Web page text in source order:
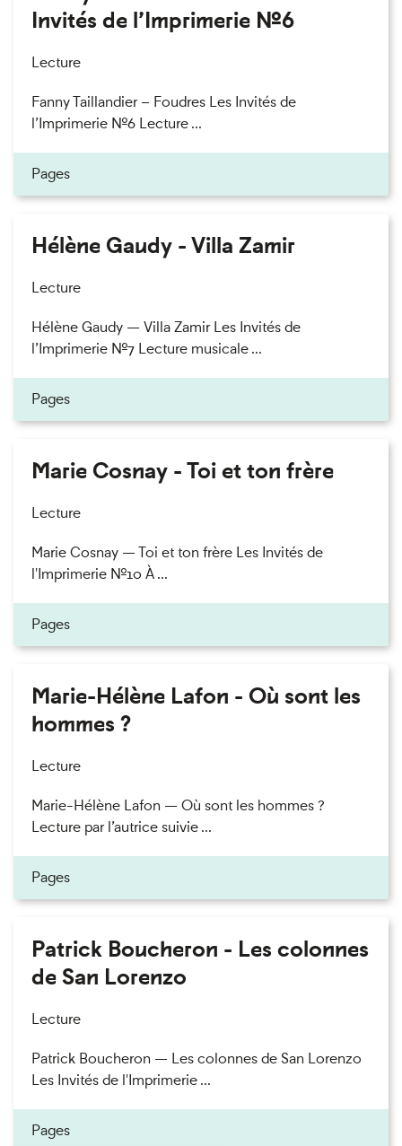
Invités de l’Imprimerie n°6
Lecture
Fanny Taillandier – Foudres Les Invités de
l’Imprimerie n°6 Lecture ...
Pages
Hélène Gaudy - Villa Zamir
Lecture
Hélène Gaudy — Villa Zamir Les Invités de
l’Imprimerie n°7 Lecture musicale ...
Pages
Marie Cosnay - Toi et ton frère
Lecture
Marie Cosnay — Toi et ton frère Les Invités de
l'Imprimerie n°10 À ...
Pages
Marie-Hélène Lafon - Où sont les
hommes ?
Lecture
Marie-Hélène Lafon — Où sont les hommes ?
Lecture par l’autrice suivie ...
Pages
Patrick Boucheron - Les colonnes
de San Lorenzo
Lecture
Patrick Boucheron — Les colonnes de San Lorenzo
Les Invités de l'Imprimerie ...
Pages